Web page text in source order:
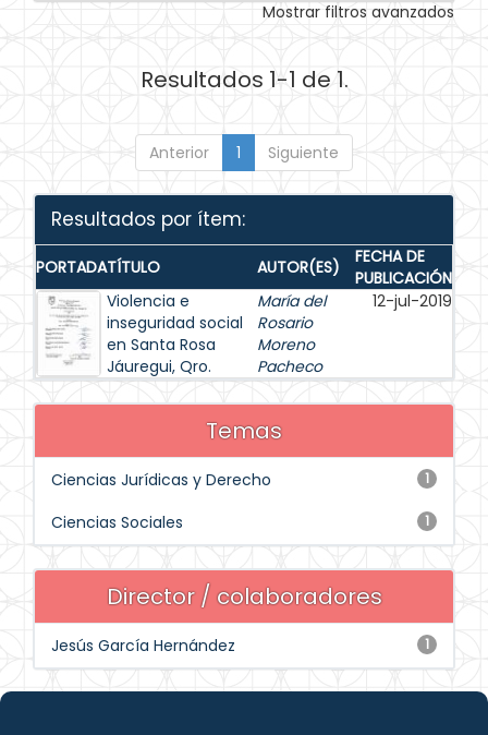
Mostrar filtros avanzados
Resultados 1-1 de 1.
Anterior 1 Siguiente
Resultados por ítem:
PORTADATÍTULO AUTOR(ES)
FECHA DE
PUBLICACIÓN
Violencia e
inseguridad social
en Santa Rosa
Jáuregui, Qro.
María del
Rosario
Moreno
Pacheco
12-jul-2019
Temas
1
Ciencias Jurídicas y Derecho
1
Ciencias Sociales
Director / colaboradores
1
Jesús García Hernández